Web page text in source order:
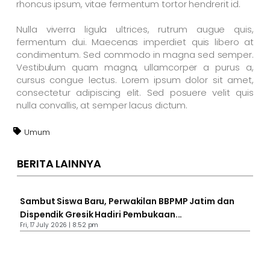
rhoncus ipsum, vitae fermentum tortor hendrerit id.
Nulla viverra ligula ultrices, rutrum augue quis,
fermentum dui. Maecenas imperdiet quis libero at
condimentum. Sed commodo in magna sed semper.
Vestibulum quam magna, ullamcorper a purus a,
cursus congue lectus. Lorem ipsum dolor sit amet,
consectetur adipiscing elit. Sed posuere velit quis
nulla convallis, at semper lacus dictum.
Umum
BERITA LAINNYA
Sambut Siswa Baru, Perwakilan BBPMP Jatim dan
Dispendik Gresik Hadiri Pembukaan...
Fri, 17 July 2026 | 8:52 pm